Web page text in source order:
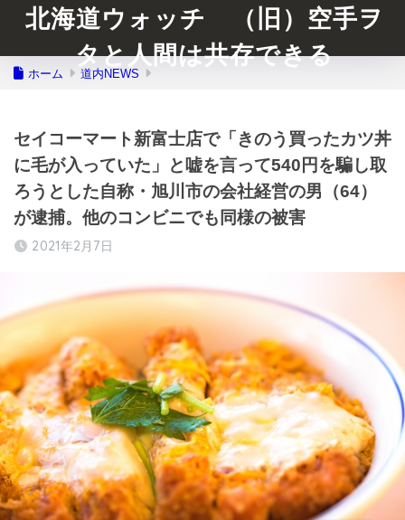
北海道ウォッチ （旧）空手ヲ
タと人間は共存できる
ホーム 道内NEWS
セイコーマート新富士店で「きのう買ったカツ丼
に毛が入っていた」と嘘を言って540円を騙し取
ろうとした自称・旭川市の会社経営の男（64）
が逮捕。他のコンビニでも同様の被害
2021年2月7日